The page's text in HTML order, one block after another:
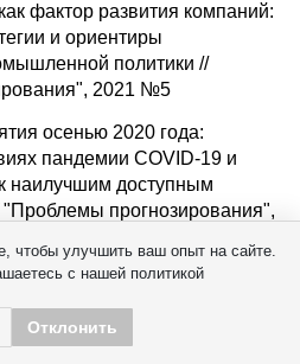
фактор развития компаний:
и ориентиры
политики //
2021 №5
осенью 2020 года:
пандемии COVID-19 и
наилучшим доступным
прогнозирования",
измерению и
эффектов //
2021 №3
улучшить ваш опыт на сайте.
с нашей политикой
Отклонить